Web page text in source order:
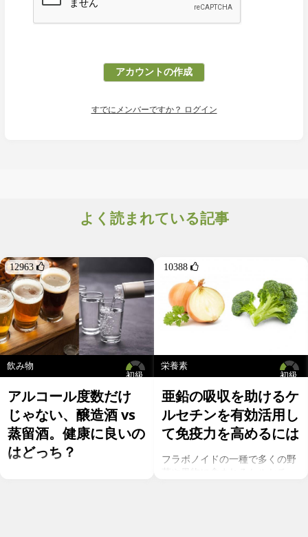
すでにメンバーですか？ ログイン
よく読まれている記事
12963 
初級
飲み物
アルコール度数だけ
じゃない、醸造酒 vs
蒸留酒。健康に良いの
はどっち？
10388 
初級
栄養素
亜鉛の吸収を助けるケ
ルセチンを有効活用し
て免疫力を高めるには
フラボノイドの一種で多くの野
菜や果物に含まれるケルセチ